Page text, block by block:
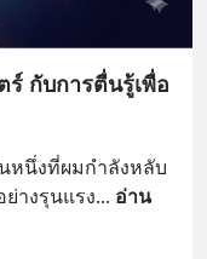
กับการตื่นรู้เพื่อ
หนึ่งที่ผมกำลังหลับ
างรุนแรง... อ่าน